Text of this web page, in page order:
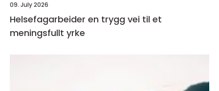
09. July 2026
Helsefagarbeider en trygg vei til et
meningsfullt yrke